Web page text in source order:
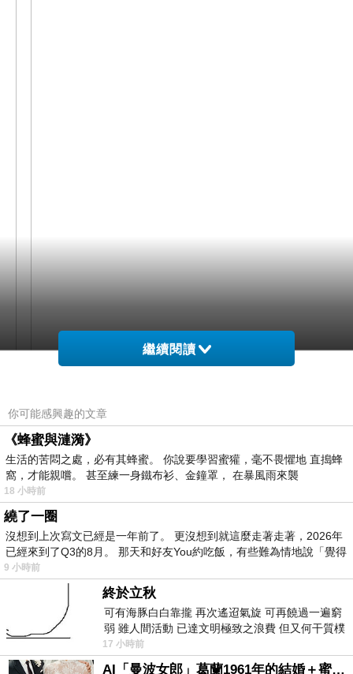
網購經驗10多年的我在想蘇菲亞SOPHIA 鑽石線戒-
尾戒-宮廷系列0.01克拉T型鑽戒在網路上買應該會
比較便宜，
而且24小時都能買，上網慢慢挑選，不用等店家開
門也不用看店員臉色，這麼方便當然選擇在
網路上購買~~
於是我參考了其他網友蘇菲亞SOPHIA 鑽石線戒-尾
繼續閱讀
你可能感興趣的文章
《蜂蜜與漣漪》
生活的苦悶之處，必有其蜂蜜。 你說要學習蜜獾，毫不畏懼地 直搗蜂
窩，才能親嚐。 甚至練一身鐵布衫、金鐘罩， 在暴風雨來襲
18 小時前
繞了一圈
沒想到上次寫文已經是一年前了。 更沒想到就這麼走著走著，2026年
已經來到了Q3的8月。 那天和好友You約吃飯，有些難為情地說「覺得
9 小時前
終於立秋
可有海豚白白靠攏 再次遙迢氣旋 可再饒過一遍窮
弱 雖人間活動 已達文明極致之浪費 但又何干質樸
者 只能白白陪葬
17 小時前
AI「曼波女郎」葛蘭1961年的結婚＋蜜月旅行 #戀上老電影 #葛蘭 #粟子